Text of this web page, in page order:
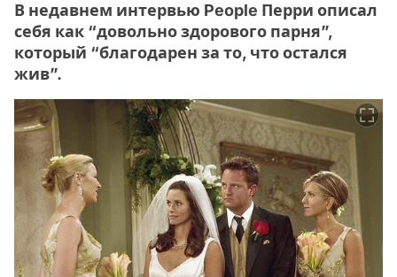
В недавнем интервью People Перри описал
себя как “довольно здорового парня”,
который “благодарен за то, что остался
жив”.